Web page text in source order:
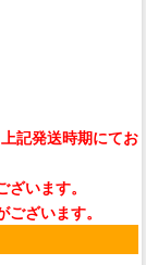
記発送時期にてお
います。
ざいます。